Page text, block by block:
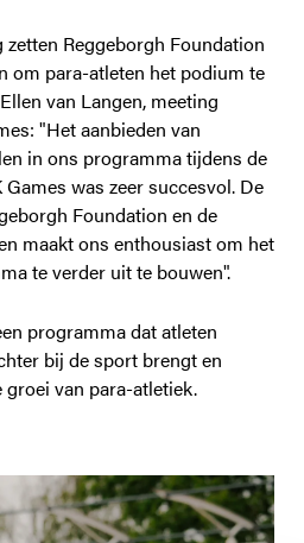
Reggeborgh Foundation
om para-atleten het podium te
van Langen, meeting
"Het aanbieden van
in ons programma tijdens de
was zeer succesvol. De
Foundation en de
maakt ons enthousiast om het
te verder uit te bouwen".
programma dat atleten
bij de sport brengt en
van para-atletiek.